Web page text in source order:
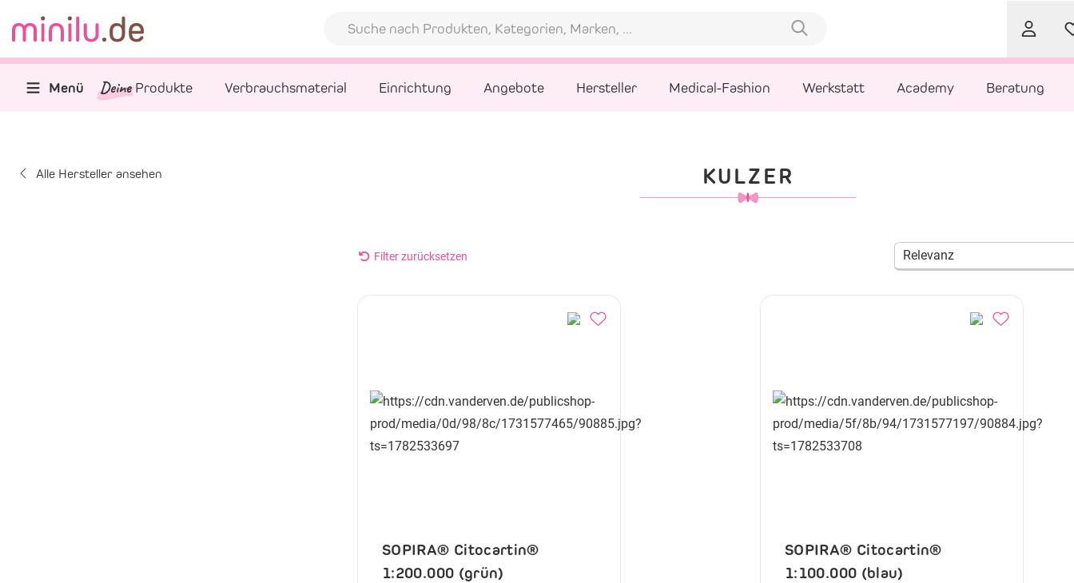
Menü Deine Produkte Verbrauchsmaterial Einrichtung Angebote Hersteller Medical-Fashion Werkstatt Academy Beratung
Alle Hersteller ansehen KULZER
Filter zurücksetzen Relevanz
SOPIRA® Citocartin®
1:200.000 (grün)
SOPIRA® Citocartin®
1:100.000 (blau)